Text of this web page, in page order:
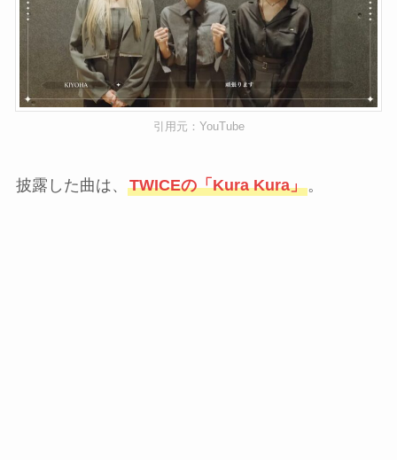
引用元：YouTube
披露した曲は、 TWICEの「Kura Kura」。